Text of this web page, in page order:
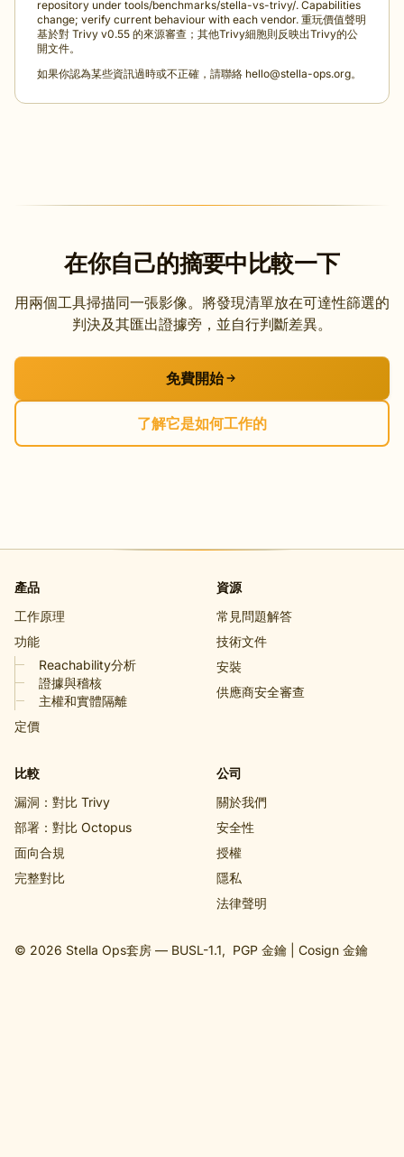
repository under tools/benchmarks/stella-vs-trivy/. Capabilities
change; verify current behaviour with each vendor. 重玩價值聲明
基於對 Trivy v0.55 的來源審查；其他Trivy細胞則反映出Trivy的公
開文件。
如果你認為某些資訊過時或不正確，請聯絡 hello@stella-ops.org。
在你自己的摘要中比較一下
用兩個工具掃描同一張影像。將發現清單放在可達性篩選的
判決及其匯出證據旁，並自行判斷差異。
免費開始
了解它是如何工作的
產品
工作原理
功能
Reachability分析
證據與稽核
主權和實體隔離
定價
資源
常見問題解答
技術文件
安裝
供應商安全審查
比較
漏洞：對比 Trivy
部署：對比 Octopus
面向合規
完整對比
公司
關於我們
安全性
授權
隱私
法律聲明
© 2026 Stella Ops套房 — BUSL-1.1, PGP 金鑰 Cosign 金鑰